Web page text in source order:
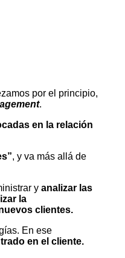
por el principio,
.
en la relación
, y va más allá de
y analizar las
la
clientes.
En ese
en el cliente.